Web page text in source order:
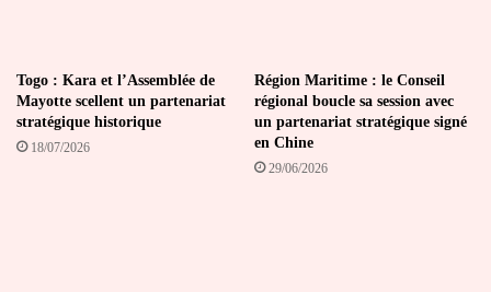
Togo : Kara et l’Assemblée de
Mayotte scellent un partenariat
stratégique historique
18/07/2026
Région Maritime : le Conseil
régional boucle sa session avec
un partenariat stratégique signé
en Chine
29/06/2026